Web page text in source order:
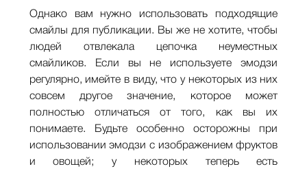
Однако вам нужно использовать подходящие
смайлы для публикации. Вы же не хотите, чтобы
людей отвлекала цепочка неуместных
смайликов. Если вы не используете эмодзи
регулярно, имейте в виду, что у некоторых из них
совсем другое значение, которое может
полностью отличаться от того, как вы их
понимаете. Будьте особенно осторожны при
использовании эмодзи с изображением фруктов
и овощей; у некоторых теперь есть